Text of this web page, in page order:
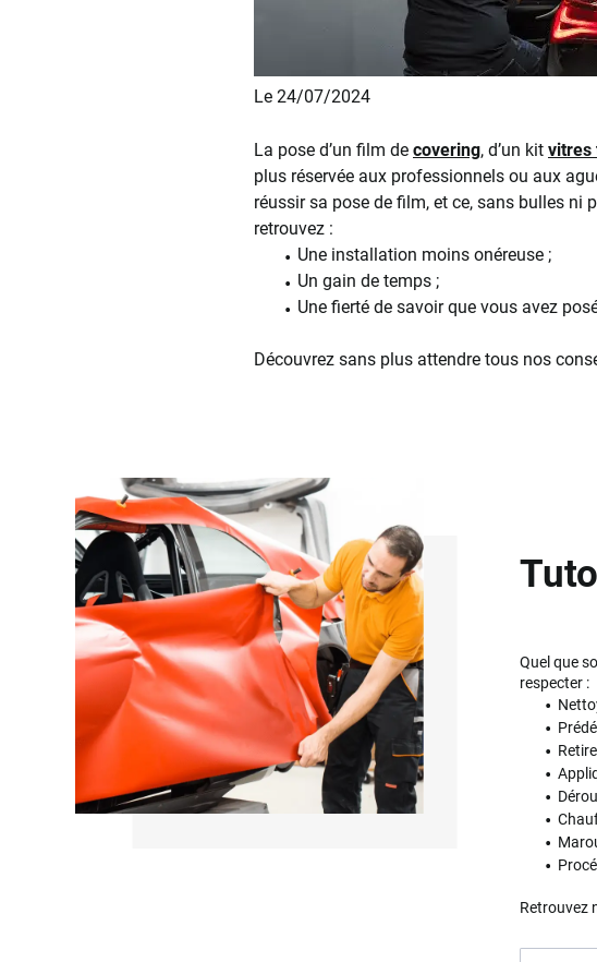
Le 24/07/2024
La pose d’un film de covering, d’un kit vitres
plus réservée aux professionnels ou aux
réussir sa pose de film, et ce, sans bulles ni
retrouvez :
Une installation moins onéreuse ;
Un gain de temps ;
Une fierté de savoir que vous avez
Découvrez sans plus attendre tous nos
Quel que
respecter :
Retrouvez